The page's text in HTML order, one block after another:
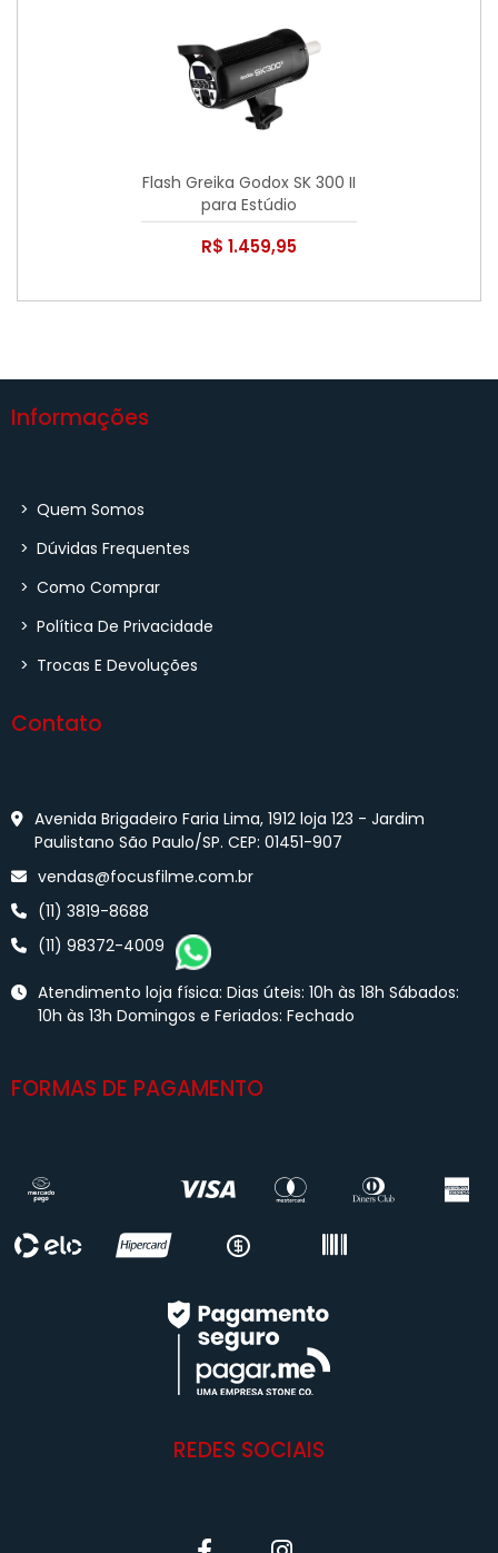
Flash Greika Godox SK 300 II
para Estúdio
R$ 1.459,95
Informações
> Quem Somos
> Dúvidas Frequentes
> Como Comprar
> Política De Privacidade
> Trocas E Devoluções
Contato
Avenida Brigadeiro Faria Lima, 1912 loja 123 - Jardim
Paulistano São Paulo/SP. CEP: 01451-907
vendas@focusfilme.com.br
(11) 3819-8688
(11) 98372-4009
Atendimento loja física: Dias úteis: 10h às 18h Sábados:
10h às 13h Domingos e Feriados: Fechado
FORMAS DE PAGAMENTO
REDES SOCIAIS